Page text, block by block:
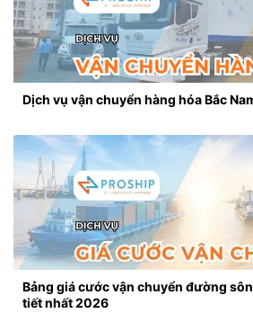
Dịch vụ vận chuyển hàng hóa Bắc
Bảng giá cước vận chuyển đường
tiết nhất 2026